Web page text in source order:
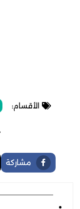
الأقسام:
مشاركة